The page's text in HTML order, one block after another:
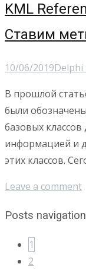
KML
Ставим
10/06/2019Delphi
В прошлой
были
базовых классов
информацией и
этих классов.
Leave a comment
Posts navigation
1
2